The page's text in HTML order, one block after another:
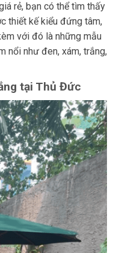
rẻ, bạn có thể tìm thấy
thiết kế kiểu đứng tâm,
với đó là những mẫu
nổi như đen, xám, trắng,
tại Thủ Đức